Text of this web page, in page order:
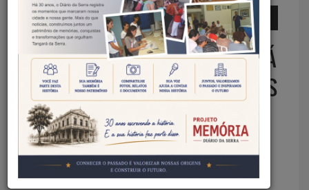
Início Cultura
SEXTA E SÁBADO – XVII ARRAIÁ
DA SERRA PROMETE DOIS DIAS
DE CULTURA, TRADIÇÃO E
MUITA ANIMAÇÃO EM
TANGARÁ DA SERRA